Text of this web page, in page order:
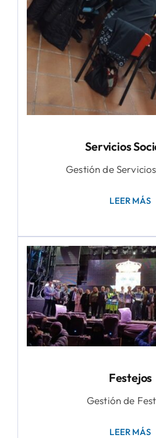
Servicios
Gestión de
LEER MÁS
Festejos
Gestión de
LEER MÁS